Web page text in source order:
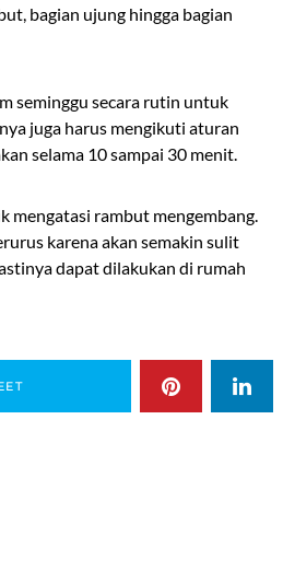
bagian ujung hingga bagian
seminggu secara rutin untuk
juga harus mengikuti aturan
selama 10 sampai 30 menit.
mengatasi rambut mengembang.
karena akan semakin sulit
dapat dilakukan di rumah